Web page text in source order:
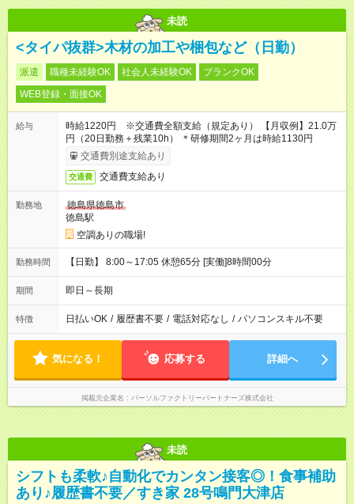
未読
<タイパ抜群>木材の加工や梱包など（日勤）
派遣 職種未経験OK 社会人未経験OK
ブランクOK
WEB登録・面接OK
給与
時給1220円 ※交通費全額支給（規定あり） 【月収例】21.0万
円（20日勤務＋残業10h） ＊研修期間2ヶ月は時給1130円
交通費別途支給あり
交通費 交通費支給あり
勤務地
徳島県徳島市
徳島駅
空調ありの職場!
勤務時間 【日勤】 8:00～17:05 休憩65分 [実働]8時間00分
期間 即日～長期
特徴 日払いOK / 履歴書不要 / 電話対応なし / パソコンスキル不要
気になる！ 応募する 詳細へ
掲載元企業名 パーソルファクトリーパートナーズ株式会社
未読
シフトも柔軟♪自動化でカンタン接客◎！食事補助
あり♪履歴書不要／すき家 28号鳴門大津店